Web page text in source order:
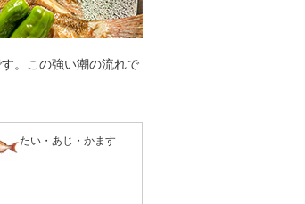
。この強い潮の流れで
たい・あじ・かます